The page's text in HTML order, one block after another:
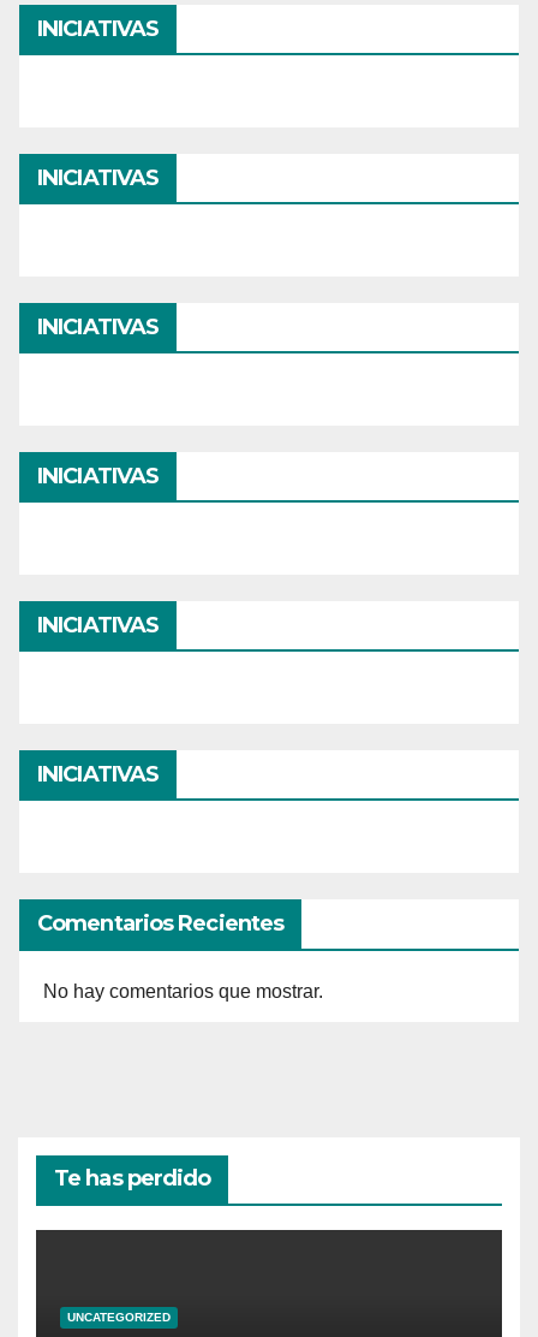
INICIATIVAS
INICIATIVAS
INICIATIVAS
INICIATIVAS
INICIATIVAS
INICIATIVAS
Comentarios Recientes
No hay comentarios que mostrar.
Te has perdido
UNCATEGORIZED